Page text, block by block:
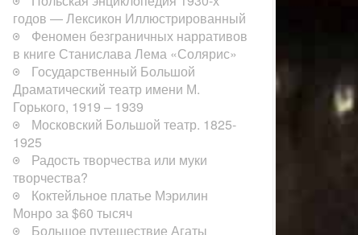
годов — Лексикон Иллюстрированный
Феномен безграничных нарративов
в книге Станислава Лема «Солярис»
Государственный Большой
Драматический театр имени М.
Горького, 1919 – 1939
Московский Большой театр. 1825-
1925
Радость творчества или муки
творчества?
Коктейльное платье Мэрилин
Монро за $60 тысяч
Большое путешествие Агаты